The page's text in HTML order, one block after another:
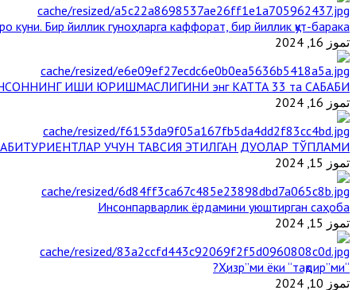
куни. Бир йиллик гуноҳларга каффорат, бир йиллик қут-барака
تموز 16, 2024
ИШИ ЮРИШМАСЛИГИНИ энг КАТТА 33 та САБАБИ
تموز 16, 2024
АБИТУРИЕНТЛАР УЧУН ТАВСИЯ ЭТИЛГАН ДУОЛАР ТЎПЛАМИ
تموز 15, 2024
Инсонпарварлик ёрдамини уюштирган саҳоба
تموز 15, 2024
“Ҳизр”ми ёки “тақдир”ми?
تموز 10, 2024